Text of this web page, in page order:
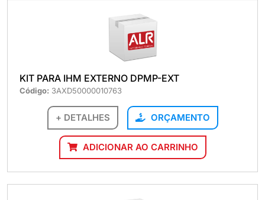
KIT PARA IHM EXTERNO DPMP-EXT
Código: 3AXD50000010763
+ DETALHES ORÇAMENTO
ADICIONAR AO CARRINHO